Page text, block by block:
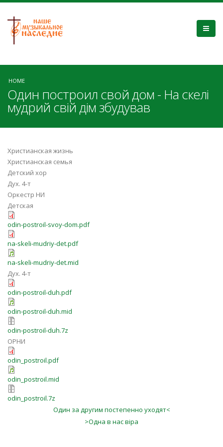
HOME
Один построил свой дом - На скелі
мудрий свій дім збудував
Христианская жизнь
Христианская семья
Детский хор
Дух. 4-т
Оркестр НИ
Детская
odin-postroil-svoy-dom.pdf
na-skeli-mudriy-det.pdf
na-skeli-mudriy-det.mid
Дух. 4-т
odin-postroil-duh.pdf
odin-postroil-duh.mid
odin-postroil-duh.7z
ОРНИ
odin_postroil.pdf
odin_postroil.mid
odin_postroil.7z
Один за другим постепенно уходят<
>Одна в нас віра